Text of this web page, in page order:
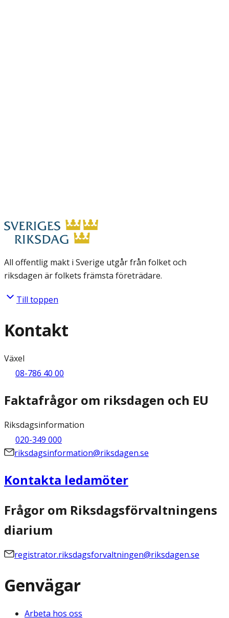
All offentlig makt i Sverige utgår från folket och
riksdagen är folkets främsta företrädare.
Till toppen
Kontakt
Växel
08-786 40 00
Faktafrågor om riksdagen och EU
Riksdagsinformation
020-349 000
riksdagsinformation@riksdagen.se
Kontakta ledamöter
Frågor om Riksdagsförvaltningens
diarium
registrator.riksdagsforvaltningen@riksdagen.se
Genvägar
Arbeta hos oss